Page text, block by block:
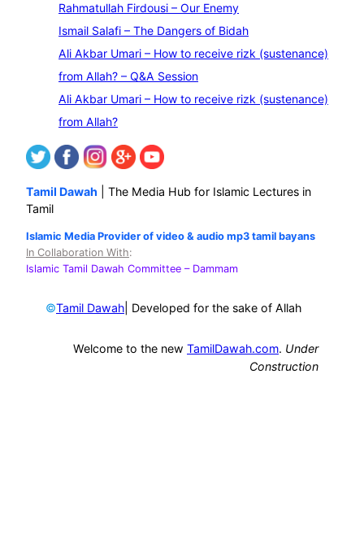
Rahmatullah Firdousi – Our Enemy
Ismail Salafi – The Dangers of Bidah
Ali Akbar Umari – How to receive rizk (sustenance)
from Allah? – Q&A Session
Ali Akbar Umari – How to receive rizk (sustenance)
from Allah?
Tamil Dawah | The Media Hub for Islamic Lectures in
Tamil
Islamic Media Provider of video & audio mp3 tamil bayans
In Collaboration With:
Islamic Tamil Dawah Committee – Dammam
©Tamil Dawah | Developed for the sake of Allah
Welcome to the new TamilDawah.com. Under
Construction